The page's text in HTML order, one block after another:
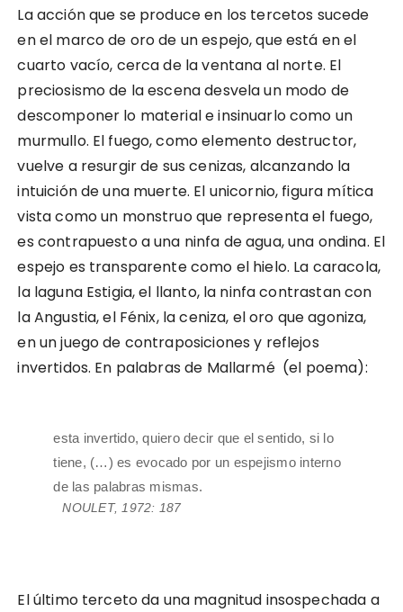
La acción que se produce en los tercetos sucede
en el marco de oro de un espejo, que está en el
cuarto vacío, cerca de la ventana al norte. El
preciosismo de la escena desvela un modo de
descomponer lo material e insinuarlo como un
murmullo. El fuego, como elemento destructor,
vuelve a resurgir de sus cenizas, alcanzando la
intuición de una muerte. El unicornio, figura mítica
vista como un monstruo que representa el fuego,
es contrapuesto a una ninfa de agua, una ondina. El
espejo es transparente como el hielo. La caracola,
la laguna Estigia, el llanto, la ninfa contrastan con
la Angustia, el Fénix, la ceniza, el oro que agoniza,
en un juego de contraposiciones y reflejos
invertidos. En palabras de Mallarmé (el poema):
esta invertido, quiero decir que el sentido, si lo
tiene, (…) es evocado por un espejismo interno
de las palabras mismas.
NOULET, 1972: 187
El último terceto da una magnitud insospechada a